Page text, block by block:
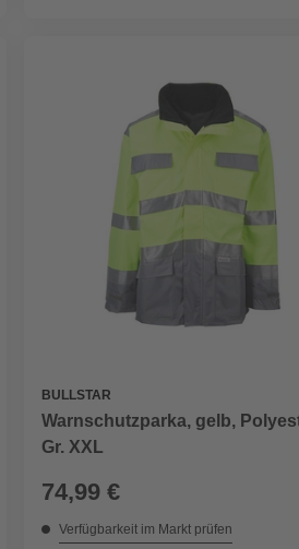
BULLSTAR
Warnschutzparka, gelb,
Gr. XXL
74,99 €
Verfügbarkeit im Markt prüfen